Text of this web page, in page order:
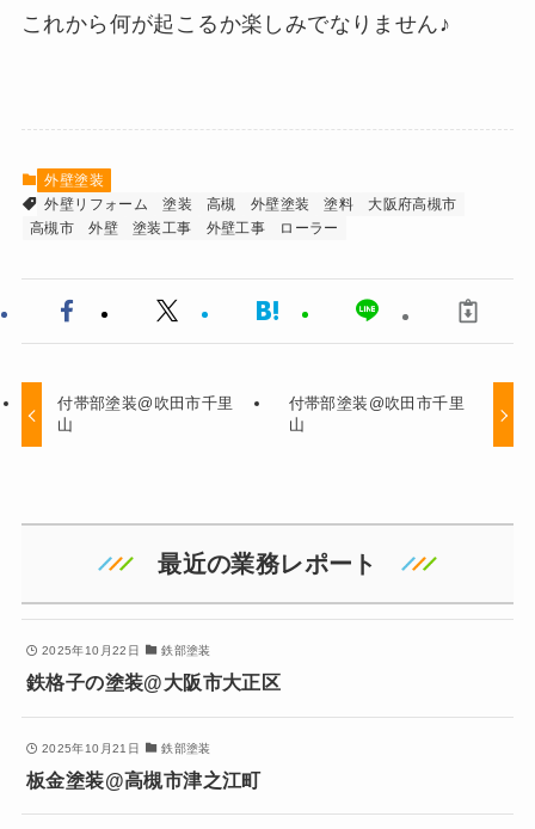
これから何が起こるか楽しみでなりません♪
外壁塗装
外壁リフォーム
塗装 高槻 外壁塗装 塗料
大阪府高槻市
高槻市
外壁 塗装工事 外壁工事 ローラー
付帯部塗装@吹田市千里
山
付帯部塗装@吹田市千里
山
最近の業務レポート
2025年10月22日 鉄部塗装
鉄格子の塗装@大阪市大正区
2025年10月21日 鉄部塗装
板金塗装@高槻市津之江町